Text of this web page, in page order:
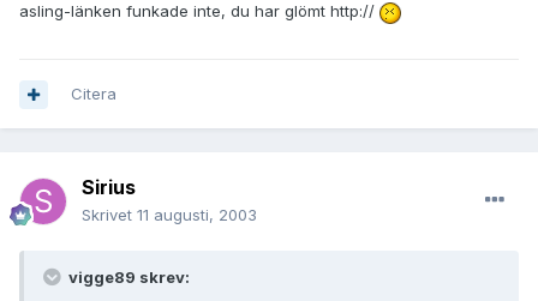
asling-länken funkade inte, du har glömt http://
Citera
Sirius
Skrivet 11 augusti, 2003
vigge89 skrev: